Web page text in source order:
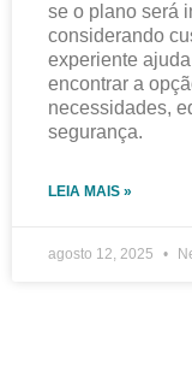
se o plano será
considerando
experiente
encontrar a
necessidades,
segurança.
LEIA MAIS »
agosto 12, 2025